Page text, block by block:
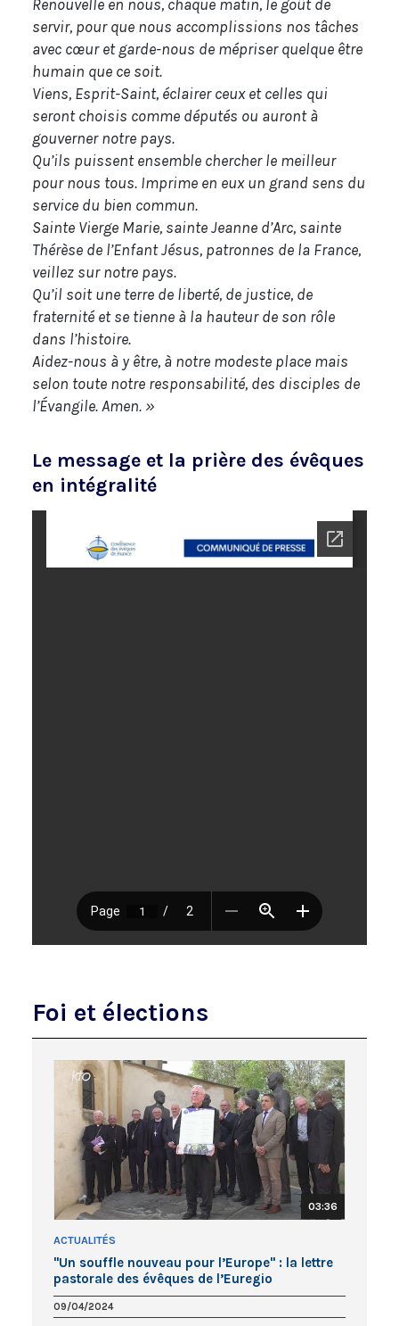
Renouvelle en nous, chaque matin, le goût de
servir, pour que nous accomplissions nos tâches
avec cœur et garde-nous de mépriser quelque être
humain que ce soit.
Viens, Esprit-Saint, éclairer ceux et celles qui
seront choisis comme députés ou auront à
gouverner notre pays.
Qu’ils puissent ensemble chercher le meilleur
pour nous tous. Imprime en eux un grand sens du
service du bien commun.
Sainte Vierge Marie, sainte Jeanne d’Arc, sainte
Thérèse de l’Enfant Jésus, patronnes de la France,
veillez sur notre pays.
Qu’il soit une terre de liberté, de justice, de
fraternité et se tienne à la hauteur de son rôle
dans l’histoire.
Aidez-nous à y être, à notre modeste place mais
selon toute notre responsabilité, des disciples de
l’Évangile. Amen. »
Le message et la prière des évêques
en intégralité
Foi et élections
03:36
ACTUALITÉS
"Un souffle nouveau pour l’Europe" : la lettre
pastorale des évêques de l’Euregio
09/04/2024